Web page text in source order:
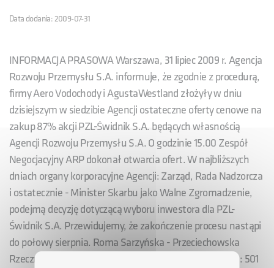
Data dodania: 2009-07-31
INFORMACJA PRASOWA Warszawa, 31 lipiec 2009 r. Agencja
Rozwoju Przemysłu S.A. informuje, że zgodnie z procedurą,
firmy Aero Vodochody i AgustaWestland złożyły w dniu
dzisiejszym w siedzibie Agencji ostateczne oferty cenowe na
zakup 87% akcji PZL-Świdnik S.A. będących własnością
Agencji Rozwoju Przemysłu S.A. O godzinie 15.00 Zespół
Negocjacyjny ARP dokonał otwarcia ofert. W najbliższych
dniach organy korporacyjne Agencji: Zarząd, Rada Nadzorcza
i ostatecznie - Minister Skarbu jako Walne Zgromadzenie,
podejmą decyzję dotyczącą wyboru inwestora dla PZL-
Świdnik S.A. Przewidujemy, że zakończenie procesu nastąpi
do połowy sierpnia. Roma Sarzyńska - Przeciechowska
Rzecznik Prasowy Agencji Rozwoju Przemysłu S.A. tel.: 501